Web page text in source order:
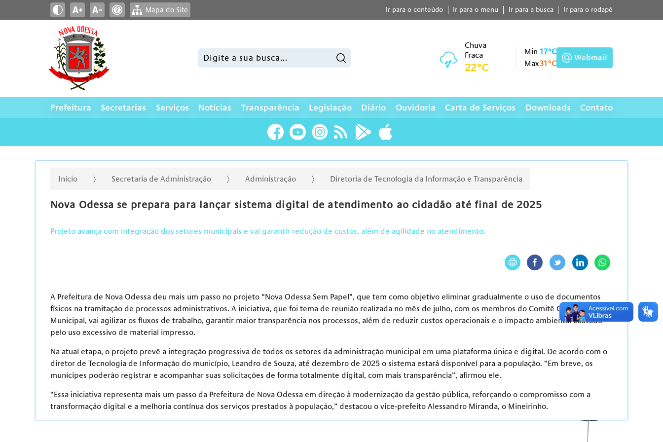
Mapa do Site Ir para o conteúdo Ir para o menu Ir para a busca Ir para o rodapé
Pesquisar:
Chuva
Fraca
22°C
Min 17°C
Max31°C
Webmail
Prefeitura Secretarias Serviços Notícias Transparência Legislação Diário Ouvidoria Carta de Serviços Downloads Contato
Início Secretaria de Administração Administração Diretoria de Tecnologia da Informação e Transparência
Nova Odessa se prepara para lançar sistema digital de atendimento ao cidadão até final de 2025
Projeto avança com integração dos setores municipais e vai garantir redução de custos, além de agilidade no atendimento.
A Prefeitura de Nova Odessa deu mais um passo no projeto “Nova Odessa Sem Papel”, que tem como objetivo eliminar gradualmente o uso de documentos
físicos na tramitação de processos administrativos. A iniciativa, que foi tema de reunião realizada no mês de julho, com os membros do Comitê Gestor
Municipal, vai agilizar os fluxos de trabalho, garantir maior transparência nos processos, além de reduzir custos operacionais e o impacto ambiental causado
pelo uso excessivo de material impresso.
Na atual etapa, o projeto prevê a integração progressiva de todos os setores da administração municipal em uma plataforma única e digital. De acordo com o
diretor de Tecnologia de Informação do município, Leandro de Souza, até dezembro de 2025 o sistema estará disponível para a população. “Em breve, os
munícipes poderão registrar e acompanhar suas solicitações de forma totalmente digital, com mais transparência”, afirmou ele.
“Essa iniciativa representa mais um passo da Prefeitura de Nova Odessa em direção à modernização da gestão pública, reforçando o compromisso com a
transformação digital e a melhoria contínua dos serviços prestados à população,” destacou o vice-prefeito Alessandro Miranda, o Mineirinho.